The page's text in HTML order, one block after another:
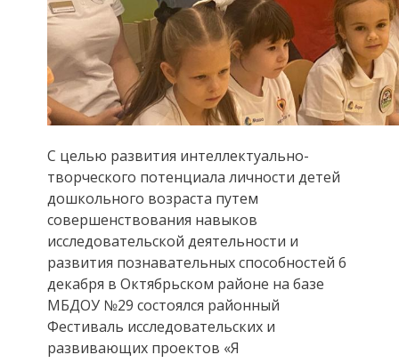
С целью развития интеллектуально-
творческого потенциала личности детей
дошкольного возраста путем
совершенствования навыков
исследовательской деятельности и
развития познавательных способностей 6
декабря в Октябрьском районе на базе
МБДОУ №29 состоялся районный
Фестиваль исследовательских и
развивающих проектов «Я